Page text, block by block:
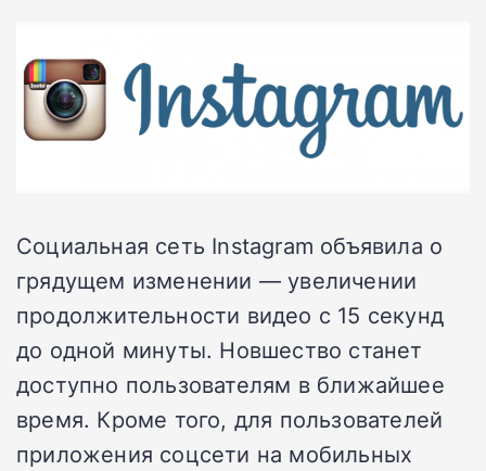
Социальная сеть Instagram объявила о
грядущем изменении — увеличении
продолжительности видео с 15 секунд
до одной минуты. Новшество станет
доступно пользователям в ближайшее
время. Кроме того, для пользователей
приложения соцсети на мобильных